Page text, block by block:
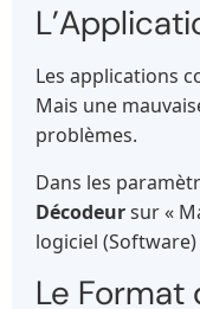
Les applications
Mais une
problèmes.
Dans les
Décodeursur «
logiciel
Le Format